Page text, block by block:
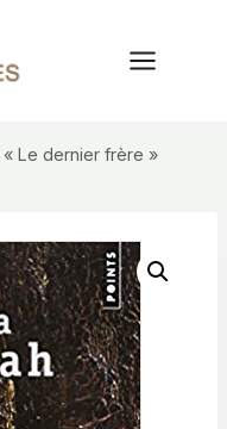
« Le dernier frère »